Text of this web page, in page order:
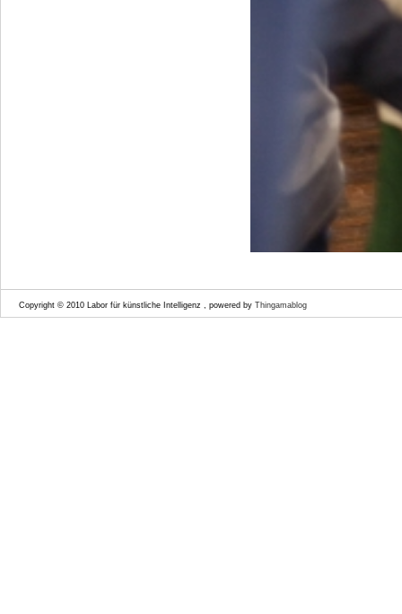
Copyright © 2010 Labor für künstliche Intelligenz , powered by Thingamablog